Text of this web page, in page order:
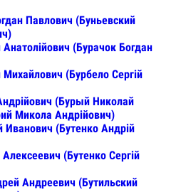
Павлович (Буньевский
(Бурачок Богдан
Михайлович (Бурбело Сергій
(Бурый Николай
Микола Андрійович)
Иванович (Бутенко Андрій
(Бутенко Сергій
Андреевич (Бутильский